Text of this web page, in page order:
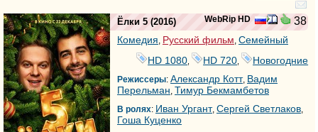
WebRip HD 38
Ёлки 5 (2016)
Комедия, Русский фильм, Семейный
HD 1080
HD 720 Новогодние
Режиссеры: Александр Котт, Вадим
Перельман, Тимур Бекмамбетов
В ролях: Иван Ургант, Сергей Светлаков,
Гоша Куценко